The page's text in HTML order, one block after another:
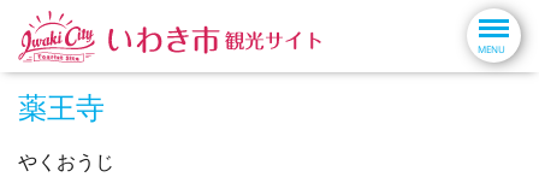
薬王寺
やくおうじ